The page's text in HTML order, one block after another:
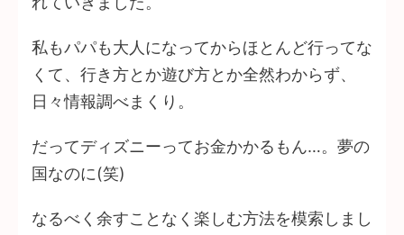
私もパパも大人になってからほとんど行ってな
くて、行き方とか遊び方とか全然わからず、
日々情報調べまくり。
だってディズニーってお金かかるもん…。夢の
国なのに(笑)
なるべく余すことなく楽しむ方法を模索しまし